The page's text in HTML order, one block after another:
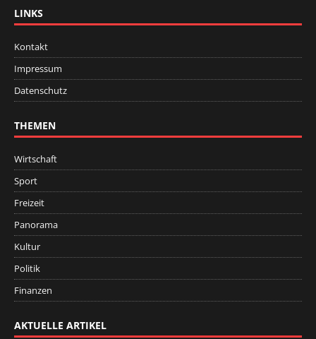
LINKS
Kontakt
Impressum
Datenschutz
THEMEN
Wirtschaft
Sport
Freizeit
Panorama
Kultur
Politik
Finanzen
AKTUELLE ARTIKEL